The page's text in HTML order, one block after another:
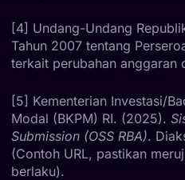
[4] Undang-Undang
Tahun 2007 tentang
terkait perubahan anggaran
[5] Kementerian Investasi/
Modal (BKPM) RI. (2025).
Submission (OSS RBA).
(Contoh URL, pastikan
berlaku).